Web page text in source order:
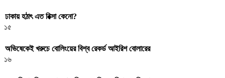
ঢাকায় হঠাৎ এত রিক্সা কেনো?
১৫
অভিষেকেই খরুচে বোলিংয়ের বিশ্ব রেকর্ড আইরিশ বোলারের
১৬